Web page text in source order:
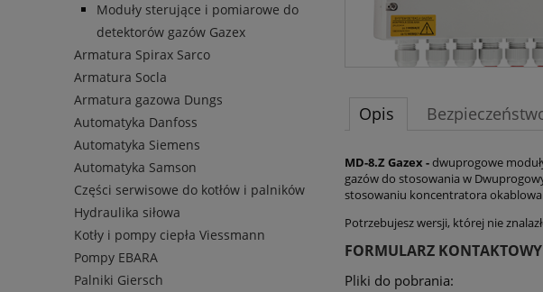
Moduły sterujące i pomiarowe do
detektorów gazów Gazex
Armatura Spirax Sarco
Armatura Socla
Armatura gazowa Dungs
Automatyka Danfoss
Automatyka Siemens
Automatyka Samson
Części serwisowe do kotłów i palników
Hydraulika siłowa
Kotły i pompy ciepła Viessmann
Pompy EBARA
Palniki Giersch
Opis
MD-8.Z Gazex -dwuprogowe
gazów do stosowania w
stosowaniu koncentratora
Potrzebujesz wersji, której nie
FORMULARZ KONTAKTOWY
Pliki do pobrania: